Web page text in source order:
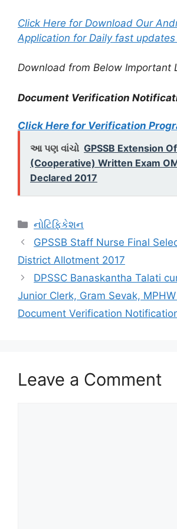
Click Here for Download Our
Application for Daily fast updates
Download from Below Important
Document Verification
Click Here for Verification
આ પણ વાંચો GPSSB Extension
(Cooperative) Written Exam
Declared 2017
Categories
નોટિફિકેશન
GPSSB Staff Nurse Final
District Allotment 2017
DPSSC Banaskantha Talati
Junior Clerk, Gram Sevak,
Document Verification
Leave a Comment